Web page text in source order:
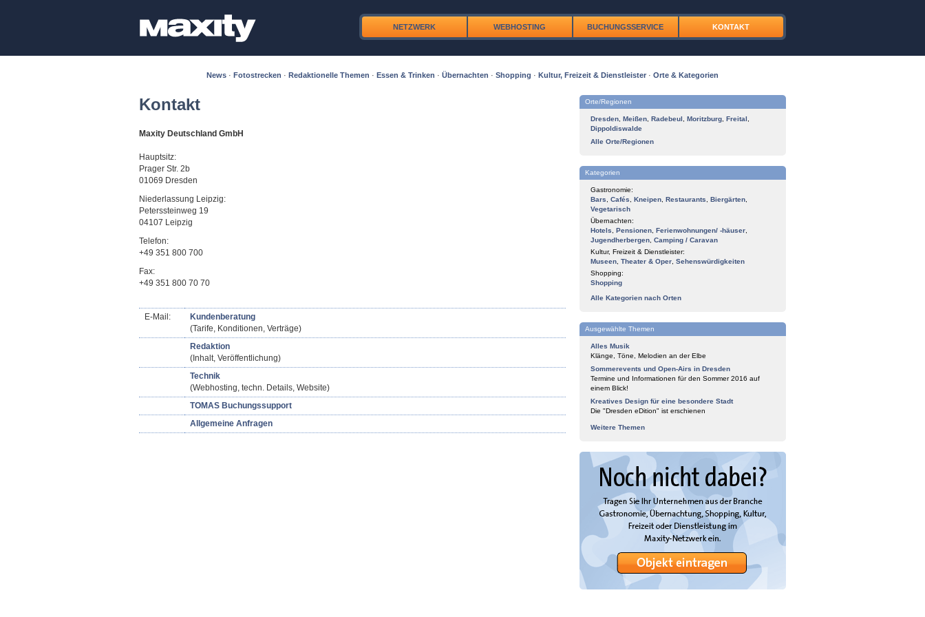
NETZWERK WEBHOSTING BUCHUNGSSERVICE KONTAKT
News · Fotostrecken · Redaktionelle Themen · Essen & Trinken · Übernachten · Shopping · Kultur, Freizeit & Dienstleister · Orte & Kategorien
Kontakt
Maxity Deutschland GmbH
Hauptsitz:
Prager Str. 2b
01069 Dresden
Niederlassung Leipzig:
Peterssteinweg 19
04107 Leipzig
Telefon:
+49 351 800 700
Fax:
+49 351 800 70 70
E-Mail:
Kundenberatung
(Tarife, Konditionen, Verträge)
Redaktion
(Inhalt, Veröffentlichung)
Technik
(Webhosting, techn. Details, Website)
TOMAS Buchungssupport
Allgemeine Anfragen
Orte/Regionen
Dresden Meißen Radebeul Moritzburg Freital
Dippoldiswalde
Alle Orte/Regionen
Kategorien
Gastronomie:
Bars
Cafés Kneipen Restaurants Biergärten
Vegetarisch
Übernachten:
Hotels
Pensionen Ferienwohnungen/ -häuser
Jugendherbergen Camping / Caravan
Kultur, Freizeit & Dienstleister:
Museen Theater & Oper Sehenswürdigkeiten
Shopping:
Shopping
Alle Kategorien nach Orten
Ausgewählte Themen
Alles Musik
Klänge, Töne, Melodien an der Elbe
Sommerevents und Open-Airs in Dresden
Termine und Informationen für den Sommer 2016 auf
einem Blick!
Kreatives Design für eine besondere Stadt
Die "Dresden eDition" ist erschienen
Weitere Themen